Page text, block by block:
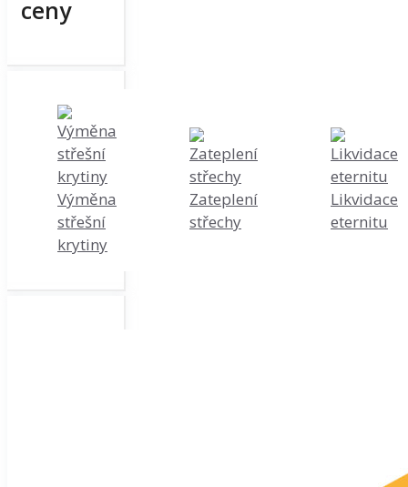
ceny
Výměna
střešní
krytiny
Zateplení
střechy
Likvidace
eternitu